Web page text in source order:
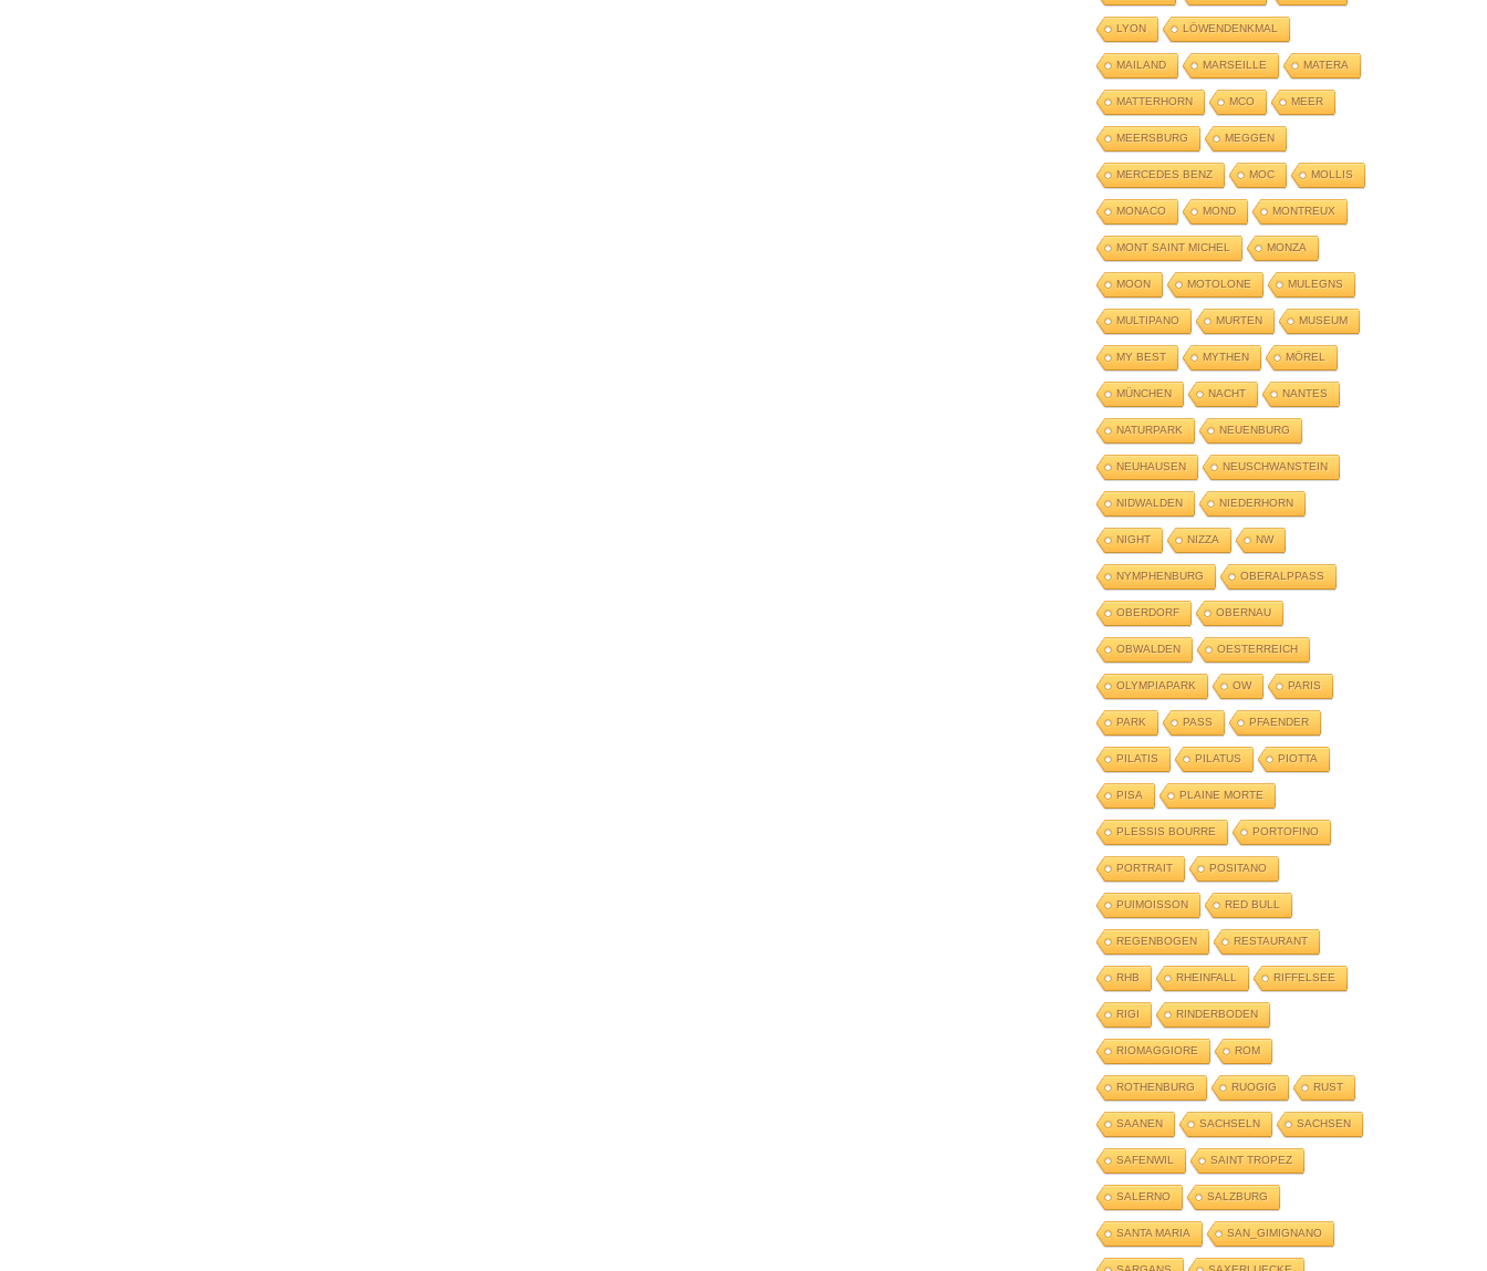
LYON LÖWENDENKMAL
MAILAND MARSEILLE MATERA
MATTERHORN MCO MEER
MEERSBURG MEGGEN
MERCEDES BENZ MOC MOLLIS
MONACO MOND MONTREUX
MONT SAINT MICHEL MONZA
MOON MOTOLONE MULEGNS
MULTIPANO MURTEN MUSEUM
MY BEST MYTHEN MÖREL
MÜNCHEN NACHT NANTES
NATURPARK NEUENBURG
NEUHAUSEN NEUSCHWANSTEIN
NIDWALDEN NIEDERHORN
NIGHT NIZZA NW
NYMPHENBURG OBERALPPASS
OBERDORF OBERNAU
OBWALDEN OESTERREICH
OLYMPIAPARK OW PARIS
PARK PASS PFAENDER
PILATIS PILATUS PIOTTA
PISA PLAINE MORTE
PLESSIS BOURRE PORTOFINO
PORTRAIT POSITANO
PUIMOISSON RED BULL
REGENBOGEN RESTAURANT
RHB RHEINFALL RIFFELSEE
RIGI RINDERBODEN
RIOMAGGIORE ROM
ROTHENBURG RUOGIG RUST
SAANEN SACHSELN SACHSEN
SAFENWIL SAINT TROPEZ
SALERNO SALZBURG
SANTA MARIA SAN_GIMIGNANO